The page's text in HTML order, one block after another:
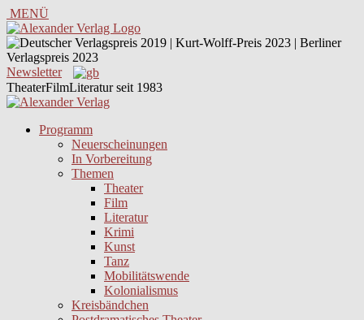
MENÜ
Newsletter
TheaterFilmLiteratur seit 1983
Programm
Neuerscheinungen
In Vorbereitung
Themen
Theater
Film
Literatur
Krimi
Kunst
Tanz
Mobilitätswende
Kolonialismus
Kreisbändchen